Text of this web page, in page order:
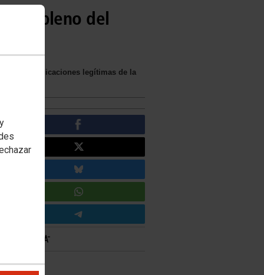
del pleno del
las reivindicaciones legítimas de la